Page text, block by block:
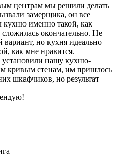
центрам мы решили делать
замерщика, он все
кухню именно такой, как
сложилась окончательно. Не
но кухня идеально
как мне нравится.
установили нашу кухню-
кривым стенам, им пришлось
шкафчиков, но результат